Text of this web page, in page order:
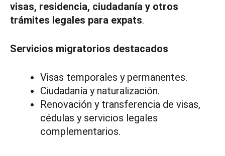
visas, residencia, ciudadanía y otros
trámites legales para expats.
Servicios migratorios destacados
Visas temporales y permanentes.
Ciudadanía y naturalización.
Renovación y transferencia de visas,
cédulas y servicios legales
complementarios.